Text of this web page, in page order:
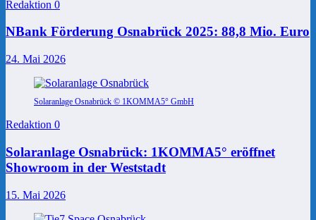
Redaktion 0
NBank Förderung Osnabrück 2025: 88,8 Mio. Euro
24. Mai 2026
Solaranlage Osnabrück © 1KOMMA5° GmbH
Redaktion 0
Solaranlage Osnabrück: 1KOMMA5° eröffnet
Showroom in der Weststadt
15. Mai 2026